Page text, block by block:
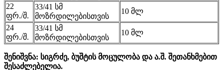
22
ფრ./შ.
33/41 სმ
მოზრდილებისთვის
10 მლ
24
ფრ./შ.
33/41 სმ
მოზრდილებისთვის
10 მლ
შენიშვნა: სიგრძე, ბუშტის მოცულობა და ა.შ. შეთანხმებით
შესაძლებელია.